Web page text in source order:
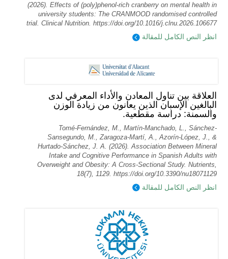
(2026). Effects of (poly)phenol-rich cranberry on mental health in
university students: The CRANMOOD randomised controlled
trial. Clinical Nutrition. https://doi.org/10.1016/j.clnu.2026.106677
انظر النص الكامل للمقالة
العلاقة بين تناول المعادن والأداء المعرفي لدى
البالغين الإسبان الذين يعانون من زيادة الوزن
والسمنة: دراسة مقطعية.
Tomé-Fernández, M., Martín-Manchado, L., Sánchez-
Sansegundo, M., Zaragoza-Martí, A., Azorín-López, J., &
Hurtado-Sánchez, J. A. (2026). Association Between Mineral
Intake and Cognitive Performance in Spanish Adults with
Overweight and Obesity: A Cross-Sectional Study. Nutrients,
18(7), 1129. https://doi.org/10.3390/nu18071129
انظر النص الكامل للمقالة